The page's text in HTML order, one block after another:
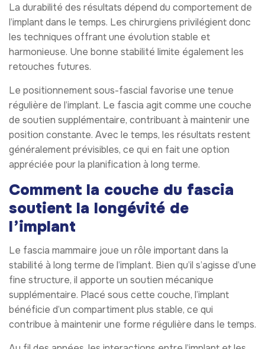
La durabilité des résultats dépend du comportement de
l’implant dans le temps. Les chirurgiens privilégient donc
les techniques offrant une évolution stable et
harmonieuse. Une bonne stabilité limite également les
retouches futures.
Le positionnement sous-fascial favorise une tenue
régulière de l’implant. Le fascia agit comme une couche
de soutien supplémentaire, contribuant à maintenir une
position constante. Avec le temps, les résultats restent
généralement prévisibles, ce qui en fait une option
appréciée pour la planification à long terme.
Comment la couche du fascia
soutient la longévité de
l’implant
Le fascia mammaire joue un rôle important dans la
stabilité à long terme de l’implant. Bien qu’il s’agisse d’une
fine structure, il apporte un soutien mécanique
supplémentaire. Placé sous cette couche, l’implant
bénéficie d’un compartiment plus stable, ce qui
contribue à maintenir une forme régulière dans le temps.